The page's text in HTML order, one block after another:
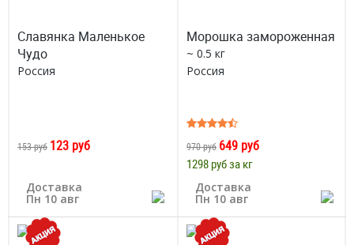
Славянка Маленькое
Чудо
Россия
153 руб 123 руб
Доставка
Пн 10 авг
Морошка замороженная
~ 0.5 кг
Россия
970 руб 649 руб
1298 руб за кг
Доставка
Пн 10 авг